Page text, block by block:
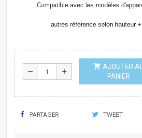
Compatible avec les modèles
autres référence selon hauteur
remove add
shopping_cart AJOUTER
PANIER
PARTAGER TWEET